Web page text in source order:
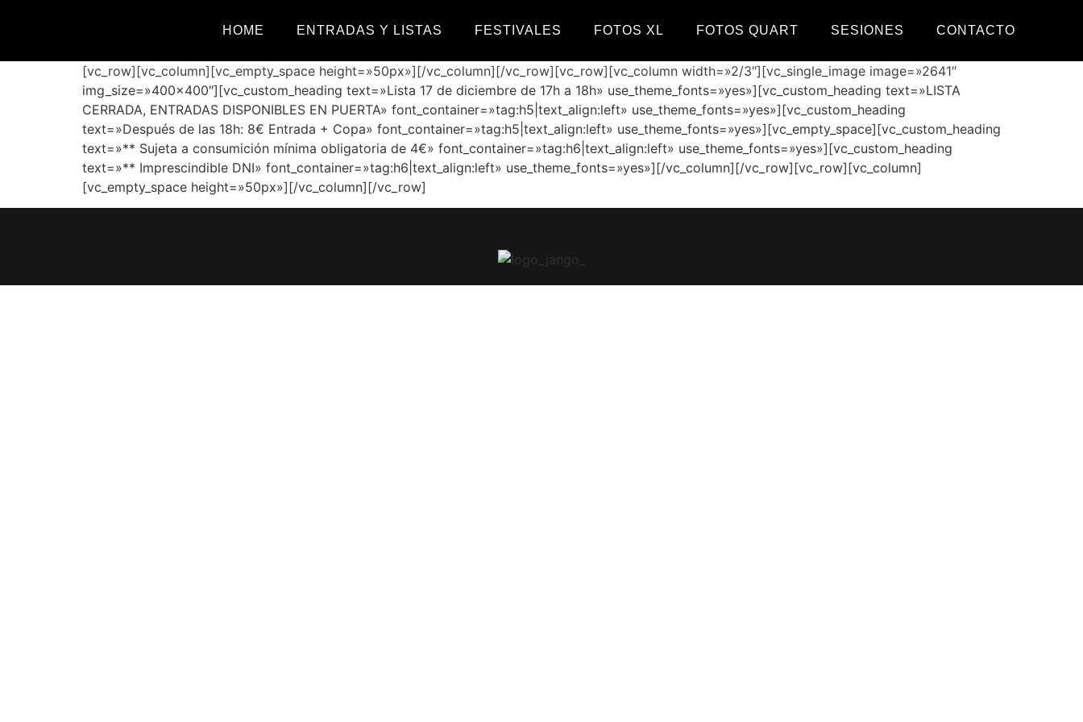
HOME ENTRADAS Y LISTAS FESTIVALES FOTOS XL FOTOS QUART SESIONES CONTACTO
[vc_row][vc_column][vc_empty_space height=»50px»][/vc_column][/vc_row][vc_row][vc_column width=»2/3″][vc_single_image image=»2641″
img_size=»400×400″][vc_custom_heading text=»Lista 17 de diciembre de 17h a 18h» use_theme_fonts=»yes»][vc_custom_heading text=»LISTA
CERRADA, ENTRADAS DISPONIBLES EN PUERTA» font_container=»tag:h5|text_align:left» use_theme_fonts=»yes»][vc_custom_heading
text=»Después de las 18h: 8€ Entrada + Copa» font_container=»tag:h5|text_align:left» use_theme_fonts=»yes»][vc_empty_space][vc_custom_heading
text=»** Sujeta a consumición mínima obligatoria de 4€» font_container=»tag:h6|text_align:left» use_theme_fonts=»yes»][vc_custom_heading
text=»** Imprescindible DNI» font_container=»tag:h6|text_align:left» use_theme_fonts=»yes»][/vc_column][/vc_row][vc_row][vc_column]
[vc_empty_space height=»50px»][/vc_column][/vc_row]